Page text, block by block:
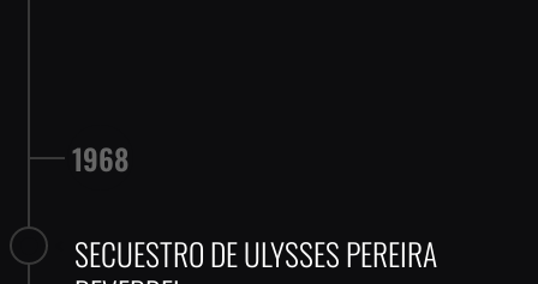
1968
SECUESTRO DE ULYSSES PEREIRA